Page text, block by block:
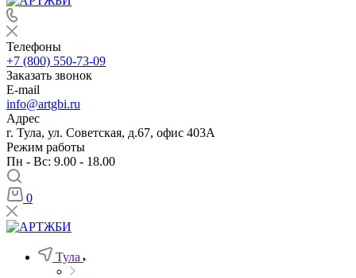
Телефоны
+7 (800) 550-73-09
Заказать звонок
E-mail
info@artgbi.ru
Адрес
г. Тула, ул. Советская, д.67, офис 403А
Режим работы
Пн - Вс: 9.00 - 18.00
0
Тула